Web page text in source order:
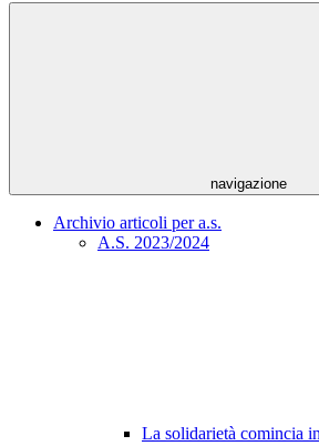
navigazione
Archivio articoli per a.s.
A.S. 2023/2024
La solidarietà comincia